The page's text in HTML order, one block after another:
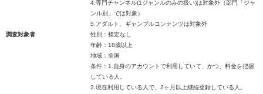
4.専門チャンネル(1ジャンルのみの扱い)は対象外（部門「ジャ
ンル別」では対象）
5.アダルト、ギャンブルコンテンツは対象外
調査対象者
性別：指定なし
年齢：18歳以上
地域：全国
条件：1.自身のアカウントで利用していて、かつ、料金を把握
している人。
2.現在利用している人で、2ヶ月以上継続登録している人。